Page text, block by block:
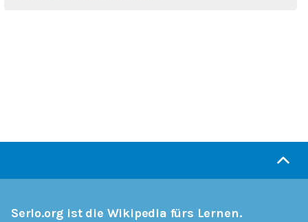
Serlo.org ist die Wikipedia fürs Lernen.